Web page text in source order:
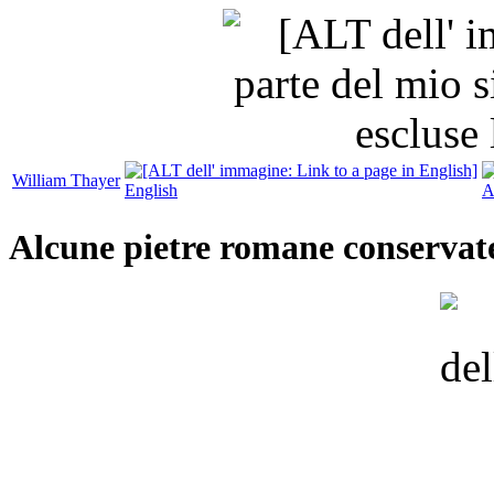
William Thayer
English
Alcune pietre romane